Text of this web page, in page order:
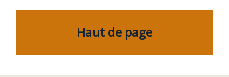
l’article
Haut de page